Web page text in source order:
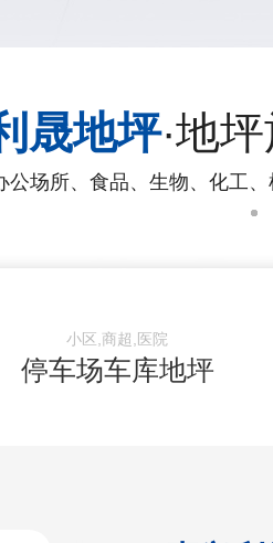
晟地坪·地
公场所、食品、生物、化工
小区,商超,医院
停车场车库地坪